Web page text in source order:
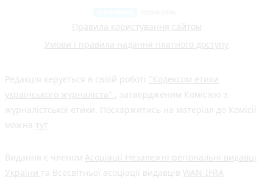
Правила користування сайтом
Умови і правила надання платного доступу
Редакція керується в своїй роботі "Кодексом етики
українського журналіста" , затвердженим Комісією з
журналістської етики. Поскаржитись на матеріал до Комісії
можна тут
Видання є членом Асоціації Незалежні регіональні видавці
України та Всесвітньої асоціації видавців WAN-IFRA